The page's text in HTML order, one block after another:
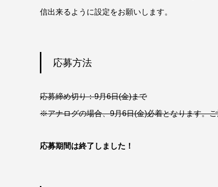
信出来るように設定をお願いします。
応募方法
応募締め切り：9月6日(金)まで
※アナログの場合、9月6日(金)必着となります。
応募期間は終了しました！